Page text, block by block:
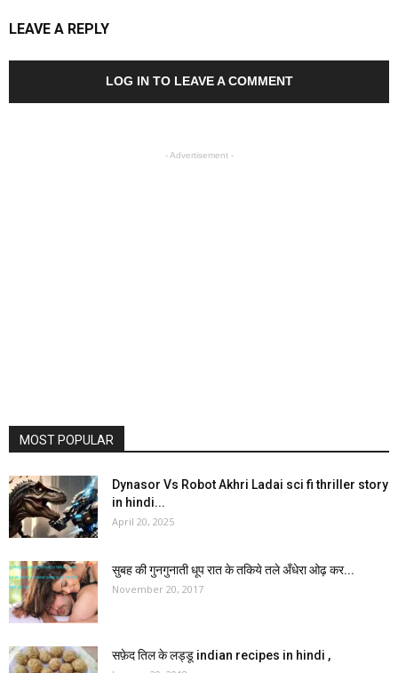
LEAVE A REPLY
LOG IN TO LEAVE A COMMENT
- Advertisement -
MOST POPULAR
Dynasor Vs Robot Akhri Ladai sci fi thriller story
in hindi...
April 20, 2025
सुबह की गुनगुनाती धूप रात के तकिये तले अँधेरा ओढ़ कर...
November 20, 2017
सफ़ेद तिल के लड्डू indian recipes in hindi ,